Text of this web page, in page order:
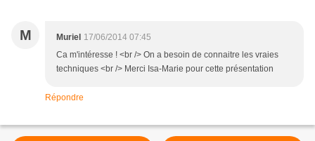
M Muriel 17/06/2014 07:45
Ca m'intéresse ! <br /> On a besoin de connaitre les vraies
techniques <br /> Merci Isa-Marie pour cette présentation
Répondre